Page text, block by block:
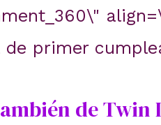
de primer
de Twin